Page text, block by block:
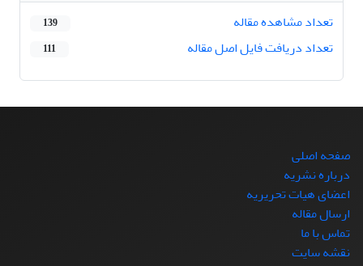
تعداد مشاهده مقاله
139
تعداد دریافت فایل اصل مقاله 111
صفحه اصلی
درباره نشریه
اعضای هیات تحریریه
ارسال مقاله
تماس با ما
نقشه سایت